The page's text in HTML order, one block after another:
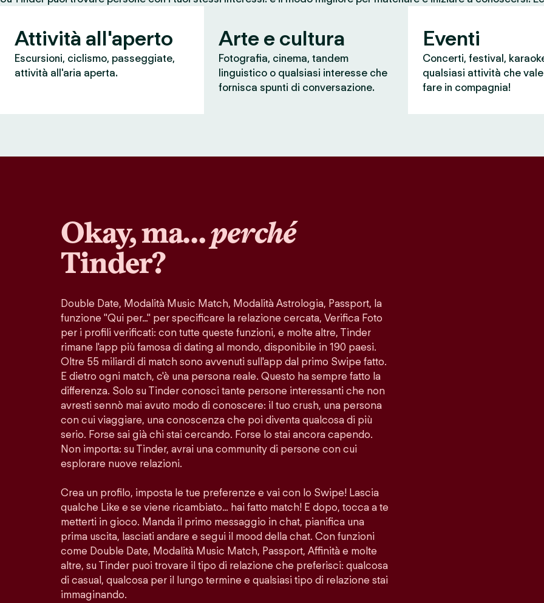
Attività all'aperto
Escursioni, ciclismo, passeggiate,
attività all'aria aperta.
Arte e cultura
Fotografia, cinema, tandem
linguistico o qualsiasi interesse che
fornisca spunti di conversazione.
Eventi
Concerti, festival,
qualsiasi attività che
fare in compagnia!
Okay, ma…perché
Tinder?
Double Date, Modalità Music Match, Modalità Astrologia, Passport, la
funzione "Qui per…" per specificare la relazione cercata, Verifica Foto
per i profili verificati: con tutte queste funzioni, e molte altre, Tinder
rimane l'app più famosa di dating al mondo, disponibile in 190 paesi.
Oltre 55 miliardi di match sono avvenuti sull'app dal primo Swipe fatto.
E dietro ogni match, c'è una persona reale. Questo ha sempre fatto la
differenza. Solo su Tinder conosci tante persone interessanti che non
avresti sennò mai avuto modo di conoscere: il tuo crush, una persona
con cui viaggiare, una conoscenza che poi diventa qualcosa di più
serio. Forse sai già chi stai cercando. Forse lo stai ancora capendo.
Non importa: su Tinder, avrai una community di persone con cui
esplorare nuove relazioni.
Crea un profilo, imposta le tue preferenze e vai con lo Swipe! Lascia
qualche Like e se viene ricambiato… hai fatto match! E dopo, tocca a te
metterti in gioco. Manda il primo messaggio in chat, pianifica una
prima uscita, lasciati andare e segui il mood della chat. Con funzioni
come Double Date, Modalità Music Match, Passport, Affinità e molte
altre, su Tinder puoi trovare il tipo di relazione che preferisci: qualcosa
di casual, qualcosa per il lungo termine e qualsiasi tipo di relazione stai
immaginando.